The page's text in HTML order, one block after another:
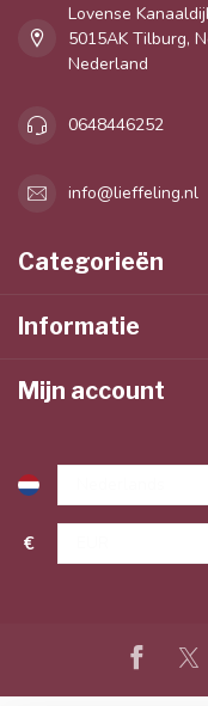
Lovense
5015AK Tilburg,
Nederland
0648446252
info@lieffeling.nl
Categorieën
Informatie
Mijn account
€